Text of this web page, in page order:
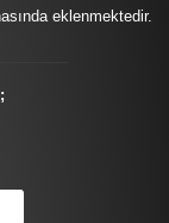
eklenmektedir.